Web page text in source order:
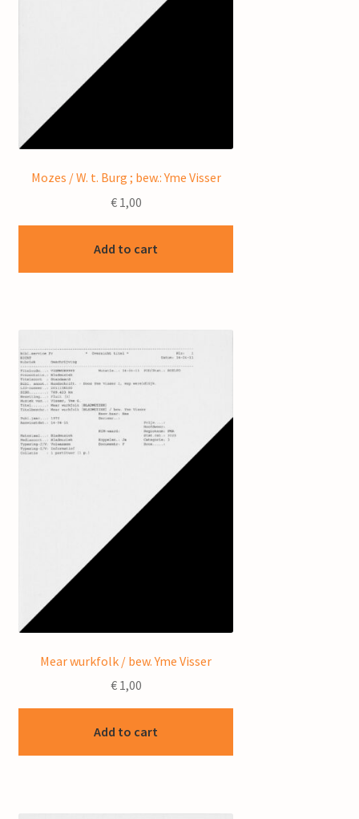
Mozes / W. t. Burg ; bew.: Yme Visser
€1,00
Add to cart
Mear wurkfolk / bew. Yme Visser
€1,00
Add to cart